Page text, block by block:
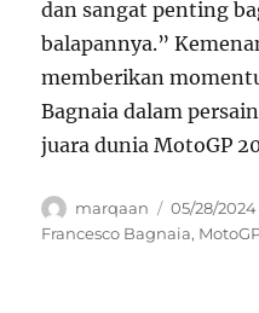
dan sangat penting
balapannya.”
memberikan
Bagnaia dalam
juara dunia MotoGP
Author
marqaan
Posted
on
05/28/2024
Francesco Bagnaia,